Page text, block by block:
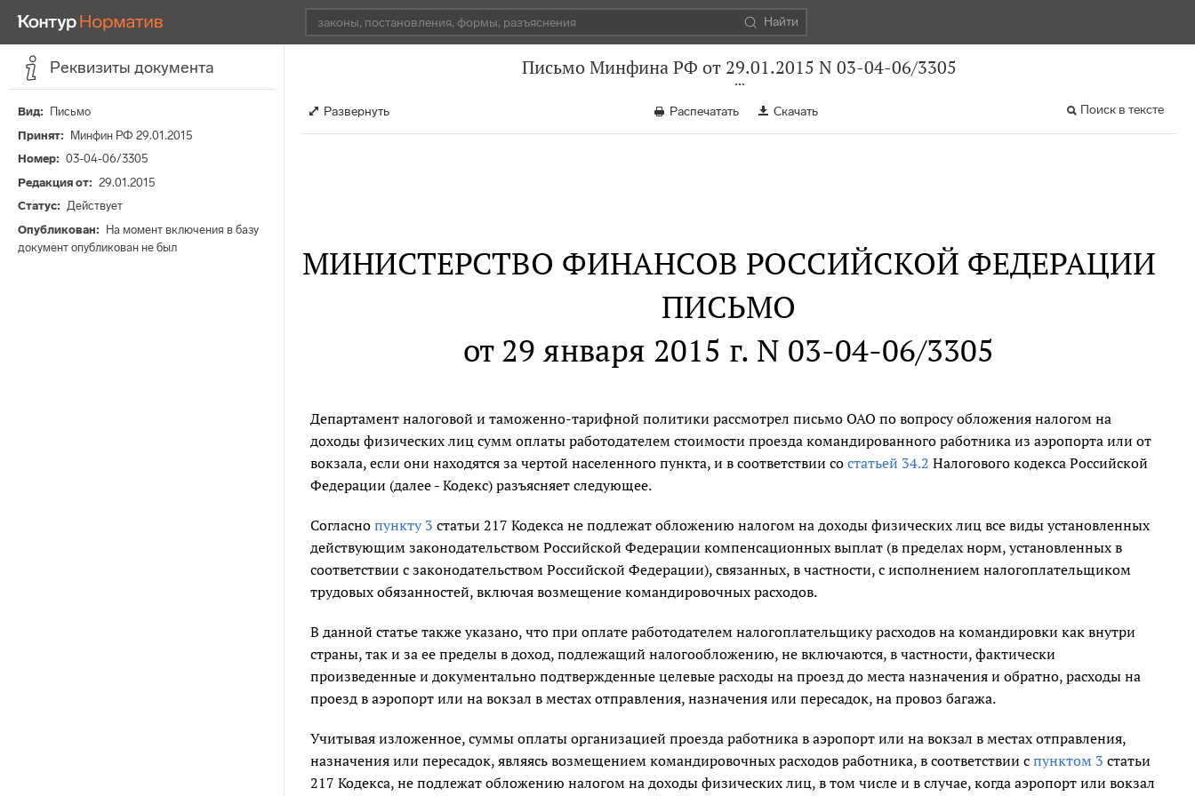
Найти
Реквизиты документа
Вид
Письмо
Принят
Минфин РФ 29.01.2015
Номер
03-04-06/3305
Редакция от
29.01.2015
Статус
Действует
Опубликован
На момент включения в базу
документ опубликован не был
Письмо Минфина РФ от 29.01.2015 N 03-04-06/3305
Развернуть Распечатать Скачать Поиск в тексте
МИНИСТЕРСТВО ФИНАНСОВ РОССИЙСКОЙ ФЕДЕРАЦИИ
ПИСЬМО
от 29 января 2015 г. N 03-04-06/3305
Департамент налоговой и таможенно-тарифной политики рассмотрел письмо ОАО по вопросу обложения налогом на
доходы физических лиц сумм оплаты работодателем стоимости проезда командированного работника из аэропорта или от
вокзала, если они находятся за чертой населенного пункта, и в соответствии со статьей 34.2 Налогового кодекса Российской
Федерации (далее - Кодекс) разъясняет следующее.
Согласно пункту 3 статьи 217 Кодекса не подлежат обложению налогом на доходы физических лиц все виды установленных
действующим законодательством Российской Федерации компенсационных выплат (в пределах норм, установленных в
соответствии с законодательством Российской Федерации), связанных, в частности, с исполнением налогоплательщиком
трудовых обязанностей, включая возмещение командировочных расходов.
В данной статье также указано, что при оплате работодателем налогоплательщику расходов на командировки как внутри
страны, так и за ее пределы в доход, подлежащий налогообложению, не включаются, в частности, фактически
произведенные и документально подтвержденные целевые расходы на проезд до места назначения и обратно, расходы на
проезд в аэропорт или на вокзал в местах отправления, назначения или пересадок, на провоз багажа.
Учитывая изложенное, суммы оплаты организацией проезда работника в аэропорт или на вокзал в местах отправления,
назначения или пересадок, являясь возмещением командировочных расходов работника, в соответствии с пунктом 3 статьи
217 Кодекса, не подлежат обложению налогом на доходы физических лиц, в том числе и в случае, когда аэропорт или вокзал